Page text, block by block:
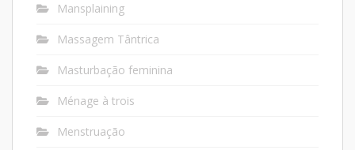
Mansplaining
Massagem Tântrica
Masturbação feminina
Ménage à trois
Menstruação